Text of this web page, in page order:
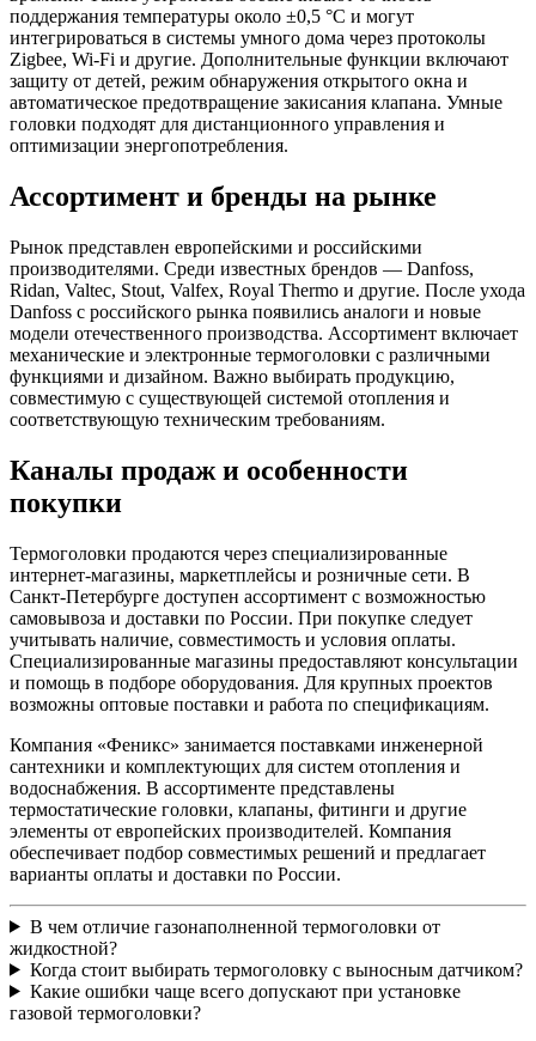
поддержания температуры около ±0,5 °C и могут
интегрироваться в системы умного дома через протоколы
Zigbee, Wi-Fi и другие. Дополнительные функции включают
защиту от детей, режим обнаружения открытого окна и
автоматическое предотвращение закисания клапана. Умные
головки подходят для дистанционного управления и
оптимизации энергопотребления.
Ассортимент и бренды на рынке
Рынок представлен европейскими и российскими
производителями. Среди известных брендов — Danfoss,
Ridan, Valtec, Stout, Valfex, Royal Thermo и другие. После ухода
Danfoss с российского рынка появились аналоги и новые
модели отечественного производства. Ассортимент включает
механические и электронные термоголовки с различными
функциями и дизайном. Важно выбирать продукцию,
совместимую с существующей системой отопления и
соответствующую техническим требованиям.
Каналы продаж и особенности
покупки
Термоголовки продаются через специализированные
интернет-магазины, маркетплейсы и розничные сети. В
Санкт-Петербурге доступен ассортимент с возможностью
самовывоза и доставки по России. При покупке следует
учитывать наличие, совместимость и условия оплаты.
Специализированные магазины предоставляют консультации
и помощь в подборе оборудования. Для крупных проектов
возможны оптовые поставки и работа по спецификациям.
Компания «Феникс» занимается поставками инженерной
сантехники и комплектующих для систем отопления и
водоснабжения. В ассортименте представлены
термостатические головки, клапаны, фитинги и другие
элементы от европейских производителей. Компания
обеспечивает подбор совместимых решений и предлагает
варианты оплаты и доставки по России.
В чем отличие газонаполненной термоголовки от
жидкостной?
Когда стоит выбирать термоголовку с выносным датчиком?
Какие ошибки чаще всего допускают при установке
газовой термоголовки?